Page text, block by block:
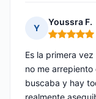
Y
Youssra F.
Nota: 5 de 5
Es la primera
no me
buscaba y hay